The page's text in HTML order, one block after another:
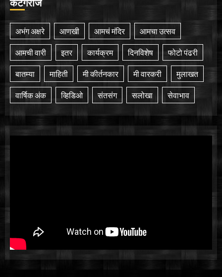
कॅटेगरीज
अभंग अक्षरे आणखी आमचं मंदिर आमचा उत्सव
आमची वारी इतर कार्यक्रम दिनविशेष फोटो पंढरी
बातम्या माहिती मी कीर्तनकार मी वारकरी मुलाखत
वार्षिक अंक व्हिडिओ संतसंग सलोखा सेवाभाव